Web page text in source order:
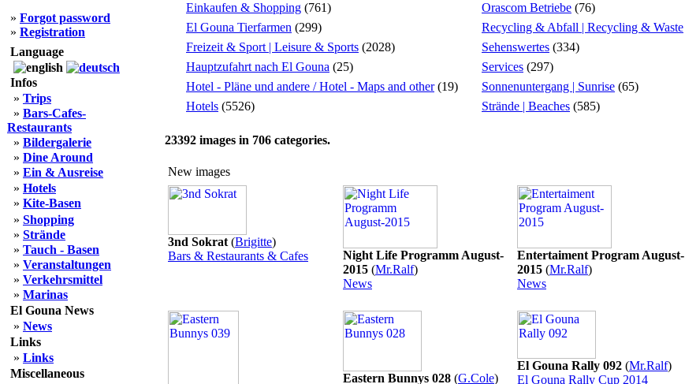
» Forgot password
» Registration
Language
Infos
» Trips
» Bars-Cafes-
Restaurants
» Bildergalerie
» Dine Around
» Ein & Ausreise
» Hotels
» Kite-Basen
» Shopping
» Strände
» Tauch - Basen
» Veranstaltungen
» Verkehrsmittel
» Marinas
El Gouna News
» News
Links
» Links
Miscellaneous
Einkaufen & Shopping (761)
El Gouna Tierfarmen (299)
Freizeit & Sport | Leisure & Sports (2028)
Hauptzufahrt nach El Gouna (25)
Hotel - Pläne und andere / Hotel - Maps and other(19)
Hotels (5526)
Orascom Betriebe (76)
Recycling & Abfall | Recycling & Waste
Sehenswertes (334)
Services (297)
Sonnenuntergang | Sunrise (65)
Strände | Beaches (585)
23392 images in 706 categories.
New images
3nd Sokrat (Brigitte)
Bars & Restaurants & Cafes
Night Life Programm August-
2015 (Mr.Ralf)
News
Entertaiment Program August-
2015 (Mr.Ralf)
News
Eastern Bunnys 028 (G.Cole)
El Gouna Rally 092 (Mr.Ralf)
El Gouna Rally Cup 2014